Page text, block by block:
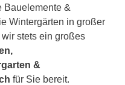
Bauelemente &
Wintergärten in großer
stets ein großes
&
für Sie bereit.